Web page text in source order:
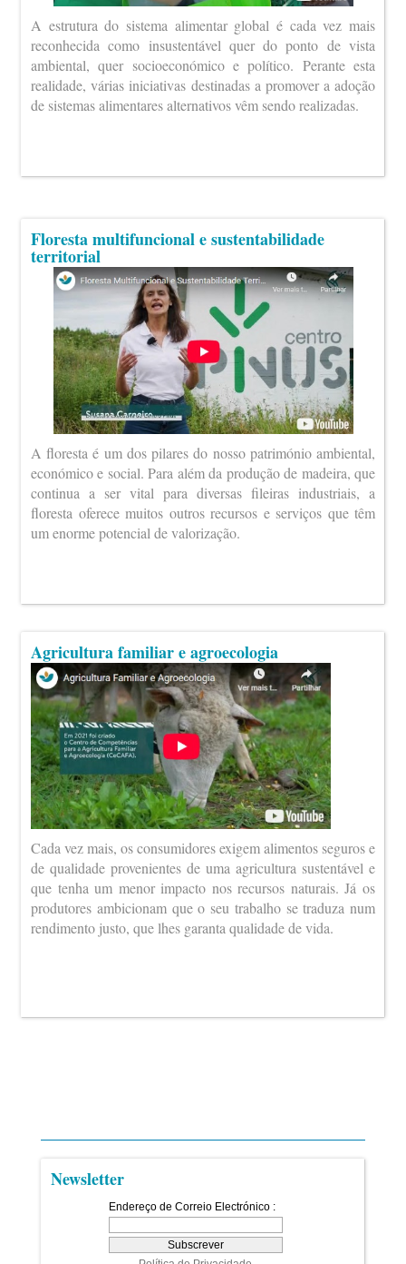
A estrutura do sistema alimentar global é cada vez mais
reconhecida como insustentável quer do ponto de vista
ambiental, quer socioeconómico e político. Perante esta
realidade, várias iniciativas destinadas a promover a adoção
de sistemas alimentares alternativos vêm sendo realizadas.
Floresta multifuncional e sustentabilidade
territorial
A floresta é um dos pilares do nosso património ambiental,
económico e social. Para além da produção de madeira, que
continua a ser vital para diversas fileiras industriais, a
floresta oferece muitos outros recursos e serviços que têm
um enorme potencial de valorização.
Agricultura familiar e agroecologia
Cada vez mais, os consumidores exigem alimentos seguros e
de qualidade provenientes de uma agricultura sustentável e
que tenha um menor impacto nos recursos naturais. Já os
produtores ambicionam que o seu trabalho se traduza num
rendimento justo, que lhes garanta qualidade de vida.
Newsletter